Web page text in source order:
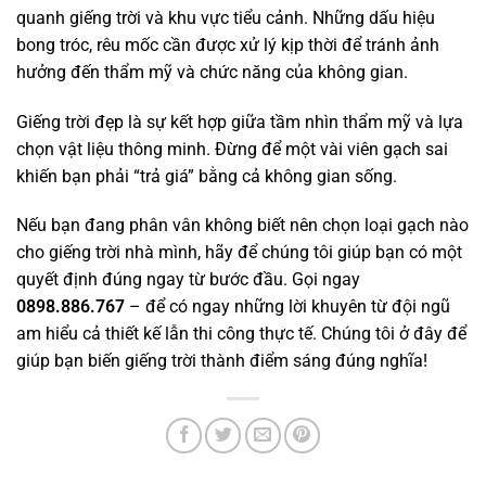
quanh giếng trời và khu vực tiểu cảnh. Những dấu hiệu
bong tróc, rêu mốc cần được xử lý kịp thời để tránh ảnh
hưởng đến thẩm mỹ và chức năng của không gian.
Giếng trời đẹp là sự kết hợp giữa tầm nhìn thẩm mỹ và lựa
chọn vật liệu thông minh. Đừng để một vài viên gạch sai
khiến bạn phải “trả giá” bằng cả không gian sống.
Nếu bạn đang phân vân không biết nên chọn loại gạch nào
cho giếng trời nhà mình, hãy để chúng tôi giúp bạn có một
quyết định đúng ngay từ bước đầu. Gọi ngay
0898.886.767 – để có ngay những lời khuyên từ đội ngũ
am hiểu cả thiết kế lẫn thi công thực tế. Chúng tôi ở đây để
giúp bạn biến giếng trời thành điểm sáng đúng nghĩa!